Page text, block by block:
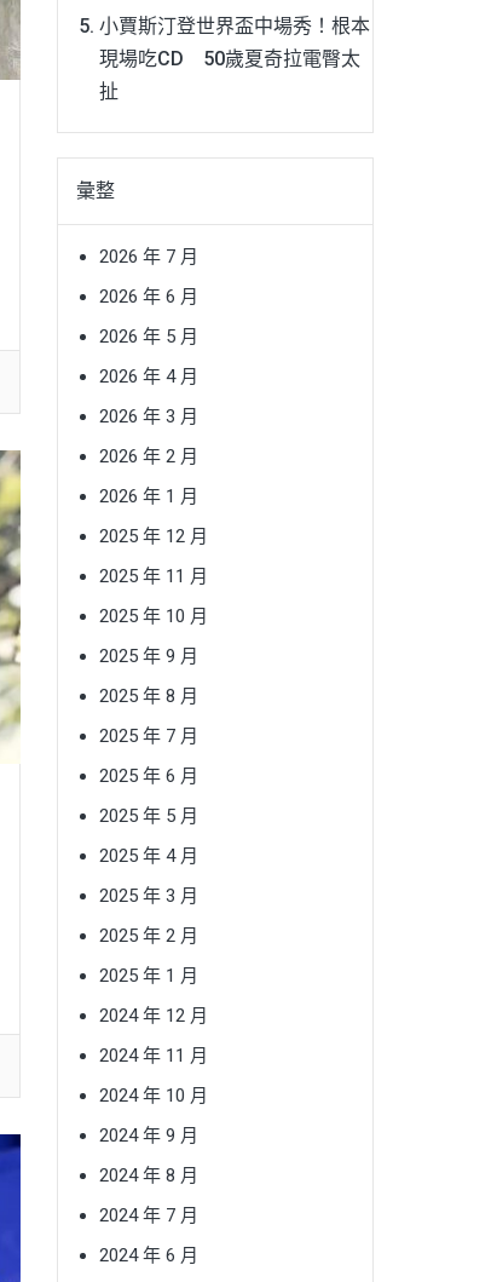
小賈斯汀登世界盃中場秀！根本
現場吃CD 50歲夏奇拉電臀太
扯
彙整
2026 年 7 月
2026 年 6 月
2026 年 5 月
2026 年 4 月
2026 年 3 月
2026 年 2 月
2026 年 1 月
2025 年 12 月
2025 年 11 月
2025 年 10 月
2025 年 9 月
2025 年 8 月
2025 年 7 月
2025 年 6 月
2025 年 5 月
2025 年 4 月
2025 年 3 月
2025 年 2 月
2025 年 1 月
2024 年 12 月
2024 年 11 月
2024 年 10 月
2024 年 9 月
2024 年 8 月
2024 年 7 月
2024 年 6 月